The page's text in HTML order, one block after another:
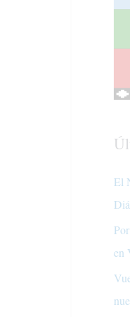
El
en